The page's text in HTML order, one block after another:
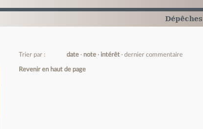
Dépêches
Trier par : date note intérêt dernier commentaire
Revenir en haut de page